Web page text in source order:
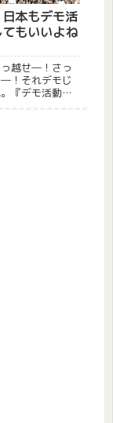
日本もデモ活
もいいよね
越せ―！さっ
！それデモじ
『デモ活動』
々な事に対し
ースになるほ